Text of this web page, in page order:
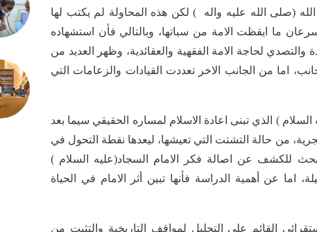
(صلى الله عليه واله ) لكن هذه المحاولة لم يكتب لها
سرعان ما ايقظت الامة من سباتها، وبالتالي فأن استشهاده
لحاجة الامة الفقهية والعقائدية، وظهر العديد من
اما من الجانب الاخر تعددت القيادات والزعامات التي
) الذي تبنى اعادة الاسلام لمساره الحقيقي سيما بعد
ابيه الامام الحسين(عليه السلام ) عام 60-61هجرية، من حالة التشتت التي تعيشها، ليعدها نقطة التحول في
للكشف عن اصالة فكر الامام السجاد(عليه السلام )
اما عن أهمية الدراسة فأنها تبين أثر الامام في الحياة
القائم على التحليل لمواقف التاريخية والتثبت من